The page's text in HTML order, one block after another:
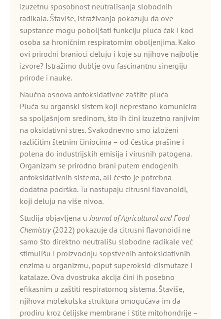
izuzetnu sposobnost neutralisanja slobodnih
radikala. Štaviše, istraživanja pokazuju da ove
supstance mogu poboljšati funkciju pluća čak i kod
osoba sa hroničnim respiratornim oboljenjima. Kako
ovi prirodni branioci deluju i koje su njihove najbolje
izvore? Istražimo dublje ovu fascinantnu sinergiju
prirode i nauke.
Naučna osnova antoksidativne zaštite pluća
Pluća su organski sistem koji neprestano komunicira
sa spoljašnjom sredinom, što ih čini izuzetno ranjivim
na oksidativni stres. Svakodnevno smo izloženi
različitim štetnim činiocima – od čestica prašine i
polena do industrijskih emisija i virusnih patogena.
Organizam se prirodno brani putem endogenih
antoksidativnih sistema, ali često je potrebna
dodatna podrška. Tu nastupaju citrusni flavonoidi,
koji deluju na više nivoa.
Studija objavljena uJournal of Agricultural and Food
Chemistry(2022) pokazuje da citrusni flavonoidi ne
samo što direktno neutrališu slobodne radikale već
stimulišu i proizvodnju sopstvenih antoksidativnih
enzima u organizmu, poput superoksid-dismutaze i
katalaze. Ova dvostruka akcija čini ih posebno
efikasnim u zaštiti respiratornog sistema. Štaviše,
njihova molekulska struktura omogućava im da
prodiru kroz ćelijske membrane i štite mitohondrije –